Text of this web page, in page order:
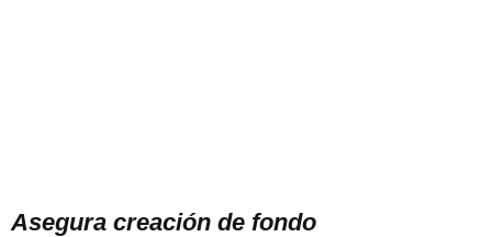
Asegura creación de fondo